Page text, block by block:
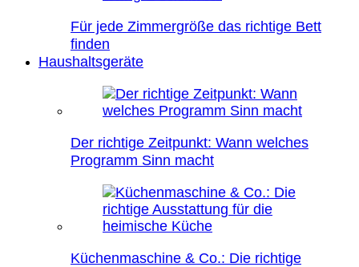
Für jede Zimmergröße das richtige Bett
finden
Haushaltsgeräte
Der richtige Zeitpunkt: Wann welches
Programm Sinn macht
Küchenmaschine & Co.: Die richtige